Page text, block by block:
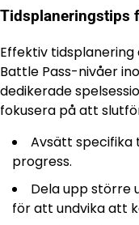
Tidsplaneringstips
Effektiv
Battle Pass-nivåer
dedikerade
fokusera på att
Avsätt specifika
progress.
Dela upp större
för att undvika att